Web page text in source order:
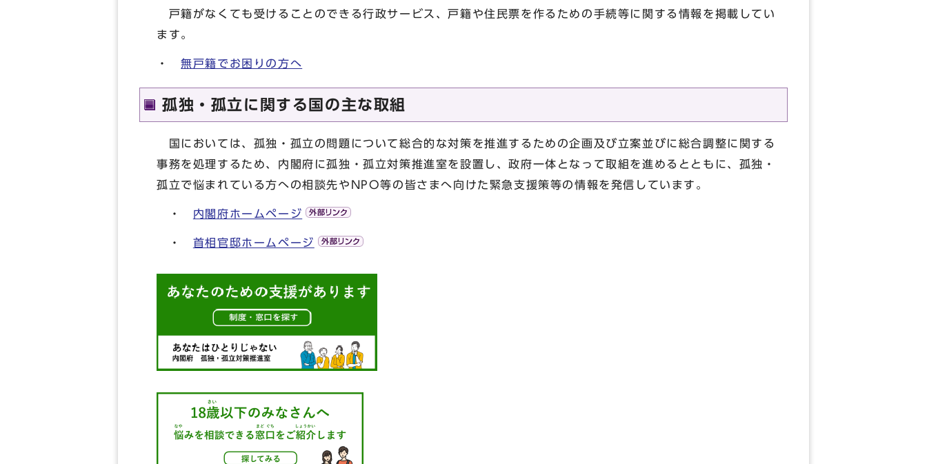
戸籍がなくても受けることのできる行政サービス、戸籍や住民票を作るための手続等に関する情報を掲載してい
ます。
・無戸籍でお困りの方へ
孤独・孤立に関する国の主な取組
国においては、孤独・孤立の問題について総合的な対策を推進するための企画及び立案並びに総合調整に関する
事務を処理するため、内閣府に孤独・孤立対策推進室を設置し、政府一体となって取組を進めるとともに、孤独・
孤立で悩まれている方への相談先やNPO等の皆さまへ向けた緊急支援策等の情報を発信しています。
・ 内閣府ホームページ
・ 首相官邸ホームページ